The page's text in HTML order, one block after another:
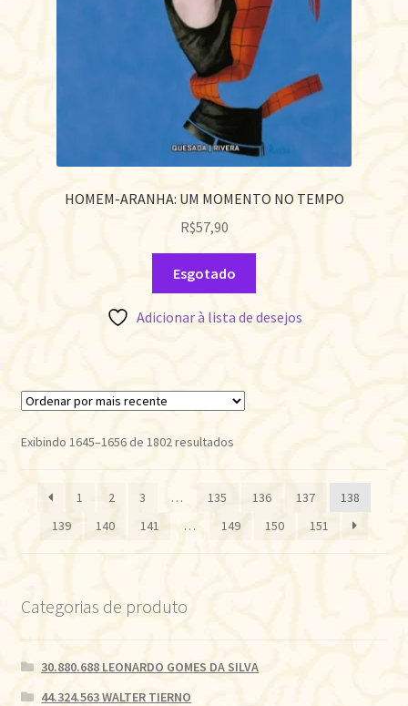
HOMEM-ARANHA: UM MOMENTO NO TEMPO
R$57,90
Esgotado
Adicionar à lista de desejos
Exibindo 1645–1656 de 1802 resultadosClassificado
recente
1 2 3 … 135 136 137
138
139
140 141 … 149 150 151
Categorias de produto
30.880.688 LEONARDO GOMES DA SILVA
44.324.563 WALTER TIERNO